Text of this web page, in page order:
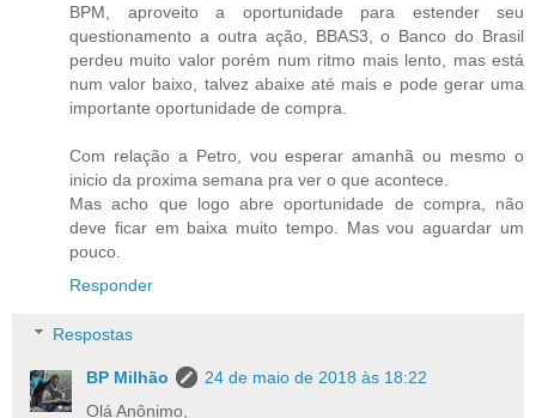
BPM, aproveito a oportunidade para estender seu
questionamento a outra ação, BBAS3, o Banco do Brasil
perdeu muito valor porém num ritmo mais lento, mas está
num valor baixo, talvez abaixe até mais e pode gerar uma
importante oportunidade de compra.
Com relação a Petro, vou esperar amanhã ou mesmo o
inicio da proxima semana pra ver o que acontece.
Mas acho que logo abre oportunidade de compra, não
deve ficar em baixa muito tempo. Mas vou aguardar um
pouco.
Responder
Respostas
BP Milhão
24 de maio de 2018 às 18:22
Olá Anônimo,